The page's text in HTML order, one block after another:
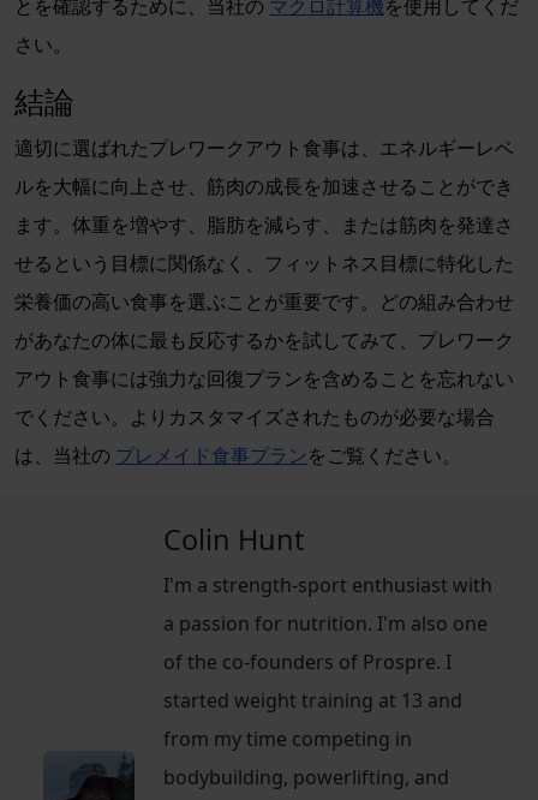
とを確認するために、当社の マクロ計算機を使用してくだ
さい。
結論
適切に選ばれたプレワークアウト食事は、エネルギーレベ
ルを大幅に向上させ、筋肉の成長を加速させることができ
ます。体重を増やす、脂肪を減らす、または筋肉を発達さ
せるという目標に関係なく、フィットネス目標に特化した
栄養価の高い食事を選ぶことが重要です。どの組み合わせ
があなたの体に最も反応するかを試してみて、プレワーク
アウト食事には強力な回復プランを含めることを忘れない
でください。よりカスタマイズされたものが必要な場合
は、当社の プレメイド食事プランをご覧ください。
Colin Hunt
I'm a strength-sport enthusiast with
a passion for nutrition. I'm also one
of the co-founders of Prospre. I
started weight training at 13 and
from my time competing in
bodybuilding, powerlifting, and